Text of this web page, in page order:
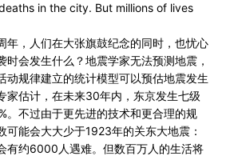
in the city. But millions of lives
年，人们在大张旗鼓纪念的同时，也忧心
时会发生什么？地震学家无法预测地震，
动规律建立的统计模型可以预估地震发生
家估计，在未来30年内，东京发生七级
。不过由于更先进的技术和更合理的规
可能会大大少于1923年的关东大地震：
有约6000人遇难。但数百万人的生活将